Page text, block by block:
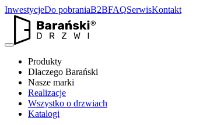
InwestycjeDo pobraniaB2BFAQSerwisKontakt
Produkty
Dlaczego Barański
Nasze marki
Realizacje
Wszystko o drzwiach
Katalogi